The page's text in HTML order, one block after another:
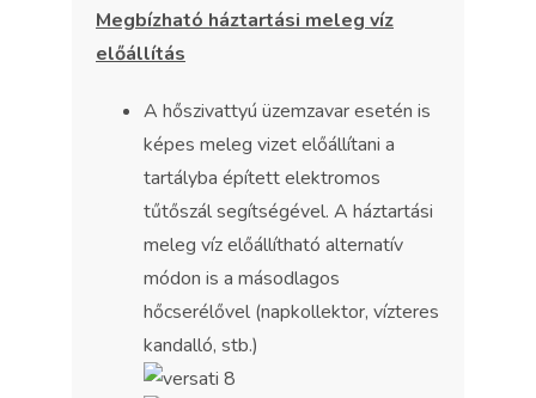
Megbízható háztartási meleg víz
előállítás
A hőszivattyú üzemzavar esetén is
képes meleg vizet előállítani a
tartályba épített elektromos
tűtőszál segítségével. A háztartási
meleg víz előállítható alternatív
módon is a másodlagos
hőcserélővel (napkollektor, vízteres
kandalló, stb.)